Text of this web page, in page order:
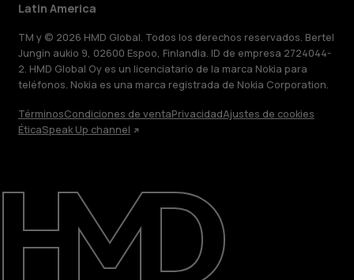
Reparar, reutilizar, reciclar
Sostenibilidad
Soporte
Latin America
Latin America
TM y © 2026 HMD Global. Todos los derechos reservados. Bertel
Jungin aukio 9, 02600 Espoo, Finlandia. ID de empresa 2724044-
2. HMD Global Oy es un licenciatario de la marca Nokia para
teléfonos. Nokia es una marca registrada de Nokia Corporation.
TérminosCondiciones de ventaPrivacidadAjustes de cookies
ÉticaSpeak Up channel